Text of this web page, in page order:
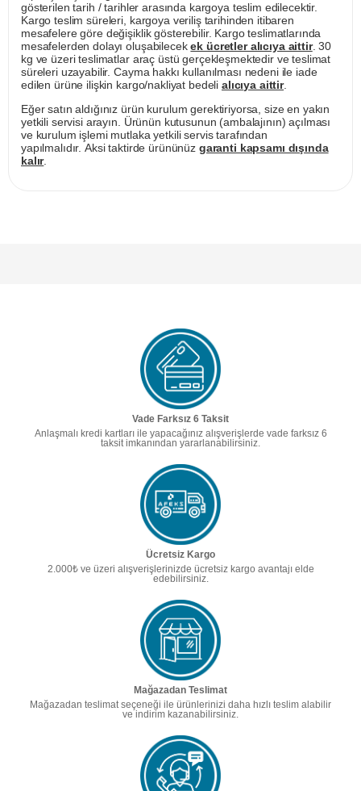
gösterilen tarih / tarihler arasında kargoya teslim edilecektir.
Kargo teslim süreleri, kargoya veriliş tarihinden itibaren
mesafelere göre değişiklik gösterebilir. Kargo teslimatlarında
mesafelerden dolayı oluşabilecekek ücretler alıcıya aittir. 30
kg ve üzeri teslimatlar araç üstü gerçekleşmektedir ve teslimat
süreleri uzayabilir. Cayma hakkı kullanılması nedeni ile iade
edilen ürüne ilişkin kargo/nakliyat bedeli alıcıya aittir.
Eğer satın aldığınız ürün kurulum gerektiriyorsa, size en yakın
yetkili servisi arayın. Ürünün kutusunun (ambalajının) açılması
ve kurulum işlemi mutlaka yetkili servis tarafından
yapılmalıdır. Aksi taktirde ürününüz garanti kapsamı dışında
kalır.
Vade Farksız 6 Taksit
Anlaşmalı kredi kartları ile yapacağınız alışverişlerde vade farksız 6
taksit imkanından yararlanabilirsiniz.
Ücretsiz Kargo
2.000₺ ve üzeri alışverişlerinizde ücretsiz kargo avantajı elde
edebilirsiniz.
Mağazadan Teslimat
Mağazadan teslimat seçeneği ile ürünlerinizi daha hızlı teslim alabilir
ve indirim kazanabilirsiniz.